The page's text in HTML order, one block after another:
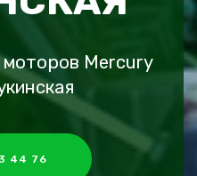
Mercury
44 76